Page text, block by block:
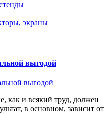
экраны
выгодой
как и всякий труд, должен
в основном, зависит от